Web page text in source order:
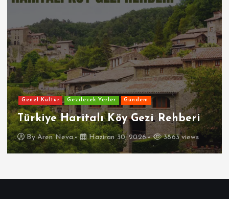
Genel Kültür Gezilecek Yerler Gündem
Türkiye Haritalı Köy Gezi Rehberi
ByAren Neva Haziran 30, 2026 3863 views